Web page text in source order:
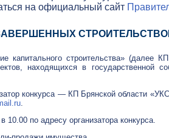
на официальный сайт
капитального строительства» (далее
находящихся в государственной
конкурса — КП Брянской области
в 10.00 по адресу организатора конкурса.